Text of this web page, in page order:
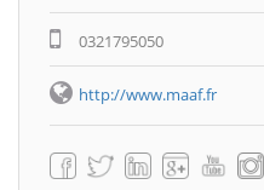
0321795050
http://www.maaf.fr